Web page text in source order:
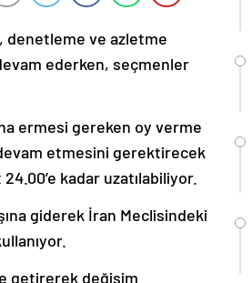
denetleme ve azletme
ederken, seçmenler
ermesi gereken oy verme
etmesini gerektirecek
kadar uzatılabiliyor.
giderek İran Meclisindeki
getirerek değişim